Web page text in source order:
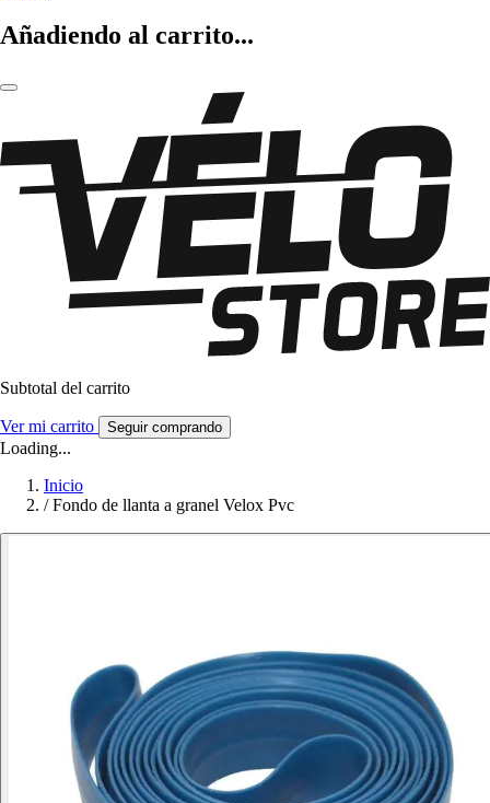
Añadiendo al carrito...
Subtotal del carrito
Ver mi carrito Seguir comprando
Loading...
Inicio
/ Fondo de llanta a granel Velox Pvc